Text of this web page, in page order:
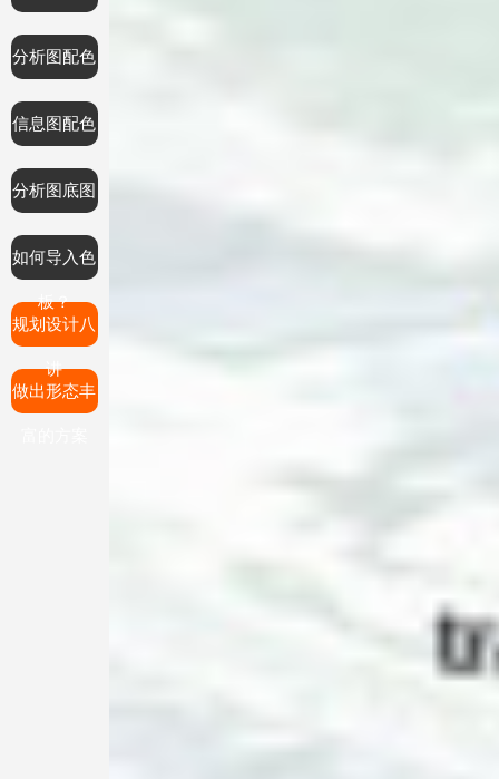
分析图配色
信息图配色
分析图底图
如何导入色
板？
规划设计八
讲
做出形态丰